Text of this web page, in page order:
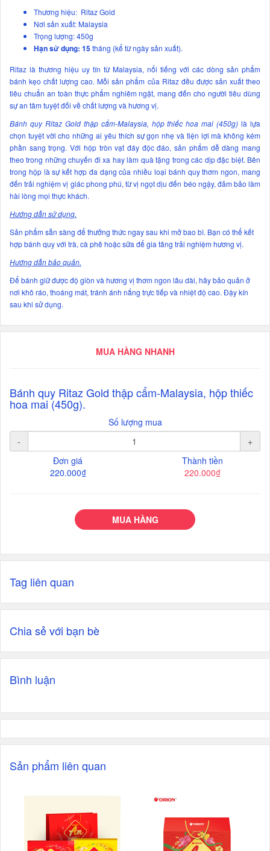
Thương hiệu: Ritaz Gold
Nơi sản xuất: Malaysia
Trọng lượng: 450g
Hạn sử dụng: 15tháng (kể từ ngày sản xuất).
Ritaz là thương hiệu uy tín từ Malaysia, nổi tiếng với các dòng sản phẩm
bánh kẹo chất lượng cao. Mỗi sản phẩm của Ritaz đều được sản xuất theo
tiêu chuẩn an toàn thực phẩm nghiêm ngặt, mang đến cho người tiêu dùng
sự an tâm tuyệt đối về chất lượng và hương vị.
Bánh quy Ritaz Gold thập cẩm-Malaysia, hộp thiếc hoa mai (450g) là lựa
chọn tuyệt vời cho những ai yêu thích sự gọn nhẹ và tiện lợi mà không kém
phần sang trọng. Với hộp tròn vạt đáy độc đáo, sản phẩm dễ dàng mang
theo trong những chuyến đi xa hay làm quà tặng trong các dịp đặc biệt. Bên
trong hộp là sự kết hợp đa dạng của nhiều loại bánh quy thơm ngon, mang
đến trải nghiệm vị giác phong phú, từ vị ngọt dịu đến béo ngậy, đảm bảo làm
hài lòng mọi thực khách.
Hướng dẫn sử dụng.
Sản phẩm sẵn sàng để thưởng thức ngay sau khi mở bao bì. Bạn có thể kết
hợp bánh quy với trà, cà phê hoặc sữa để gia tăng trải nghiệm hương vị.
Hướng dẫn bảo quản.
Để bánh giữ được độ giòn và hương vị thơm ngon lâu dài, hãy bảo quản ở
nơi khô ráo, thoáng mát, tránh ánh nắng trực tiếp và nhiệt độ cao. Đậy kín
sau khi sử dụng.
MUA HÀNG NHANH
Bánh quy Ritaz Gold thập cẩm-Malaysia, hộp thiếc
hoa mai (450g).
Số lượng mua
-
+
Đơn giá
220.000₫
Thành tiền
220.000₫
MUA HÀNG
Tag liên quan
Chia sẻ với bạn bè
Bình luận
Sản phẩm liên quan